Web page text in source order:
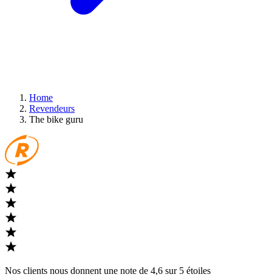
Home
Revendeurs
The bike guru
Nos clients nous donnent une note de 4,6 sur 5 étoiles